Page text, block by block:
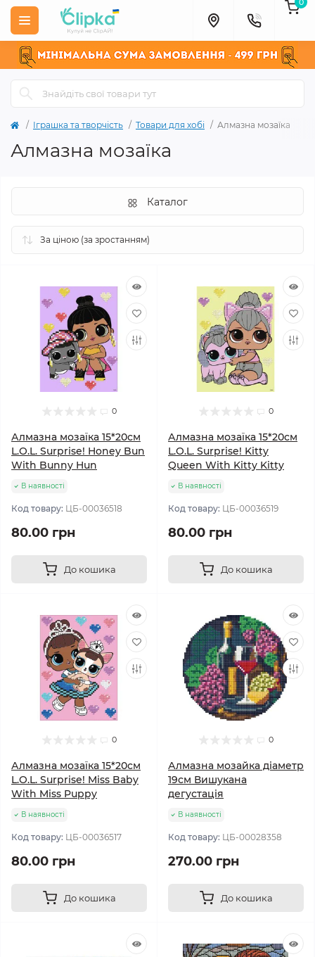
Іграшка та творчість Товари для хобі Алмазна мозаїка
Алмазна мозаїка
Каталог
0
Алмазна мозаїка 15*20см
L.O.L. Surprise! Honey Bun
With Bunny Hun
В наявності
Код товару: ЦБ-00036518
80.00 грн
До кошика
0
Алмазна мозаїка 15*20см
L.O.L. Surprise! Kitty
Queen With Kitty Kitty
В наявності
Код товару: ЦБ-00036519
80.00 грн
До кошика
0
Алмазна мозаїка 15*20см
L.O.L. Surprise! Miss Baby
With Miss Puppy
В наявності
Код товару: ЦБ-00036517
80.00 грн
До кошика
0
Алмазна мозайка діаметр
19см Вишукана
дегустація
В наявності
Код товару: ЦБ-00028358
270.00 грн
До кошика